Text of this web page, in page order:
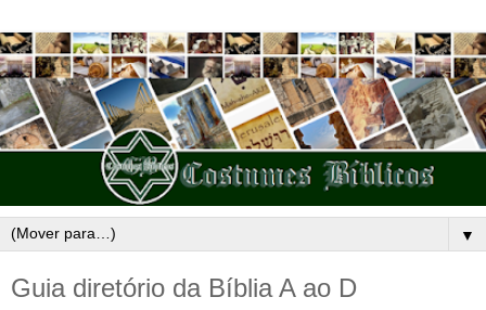
▼
Guia diretório da Bíblia A ao D